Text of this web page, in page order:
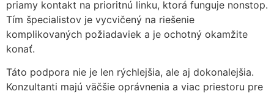
priamy kontakt na prioritnú linku, ktorá funguje nonstop.
Tím špecialistov je vycvičený na riešenie
komplikovaných požiadaviek a je ochotný okamžite
konať.
Táto podpora nie je len rýchlejšia, ale aj dokonalejšia.
Konzultanti majú väčšie oprávnenia a viac priestoru pre